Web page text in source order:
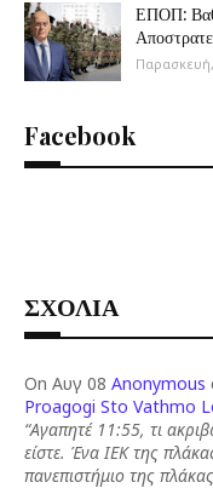
ΕΠΟΠ:
Facebook
ΣΧΟΛΙΑ
On Αυγ 08 Anonymous
Proagogi Sto Vathmo
“Αγαπητέ 11:55, τι
είστε. Ένα ΙΕΚ της
πανεπιστήμιο της